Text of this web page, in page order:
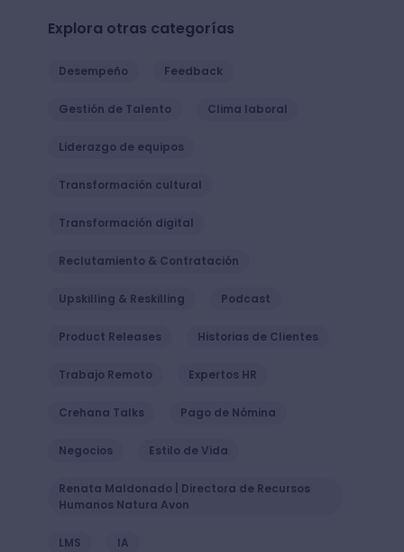
Explora otras categorías
Desempeño Feedback
Gestión de Talento Clima laboral
Liderazgo de equipos
Transformación cultural
Transformación digital
Reclutamiento & Contratación
Upskilling & Reskilling Podcast
Product Releases Historias de Clientes
Trabajo Remoto Expertos HR
Crehana Talks Pago de Nómina
Negocios Estilo de Vida
Renata Maldonado | Directora de Recursos
Humanos Natura Avon
LMS IA